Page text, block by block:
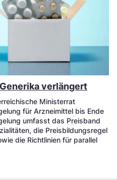
verlängert
Ministerrat
für Arzneimittel bis Ende
umfasst das Preisband
die Preisbildungsregel
die Richtlinien für parallel